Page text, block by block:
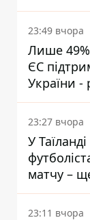
подати
23:49 вчора
Лише 49%
ЄС
України -
23:27 вчора
У
матчу –
23:11 вчора